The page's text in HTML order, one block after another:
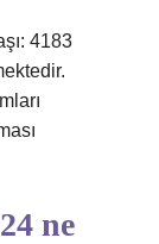
4183
ne